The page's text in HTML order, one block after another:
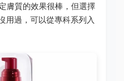
膚質的效果很棒，但選擇
用過，可以從專科系列入